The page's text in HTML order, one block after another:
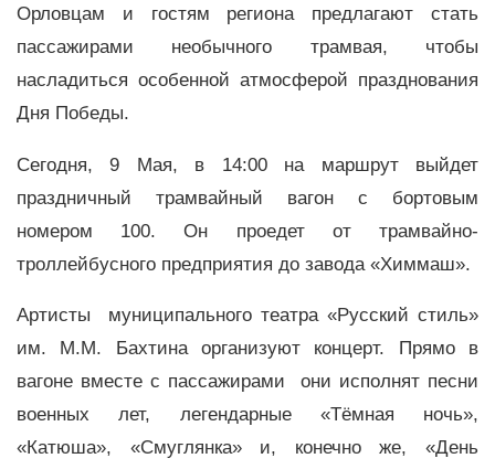
Орловцам и гостям региона предлагают стать
пассажирами необычного трамвая, чтобы
насладиться особенной атмосферой празднования
Дня Победы.
Сегодня, 9 Мая, в 14:00 на маршрут выйдет
праздничный трамвайный вагон с бортовым
номером 100. Он проедет от трамвайно-
троллейбусного предприятия до завода «Химмаш».
Артисты муниципального театра «Русский стиль»
им. М.М. Бахтина организуют концерт. Прямо в
вагоне вместе с пассажирами они исполнят песни
военных лет, легендарные «Тёмная ночь»,
«Катюша», «Смуглянка» и, конечно же, «День